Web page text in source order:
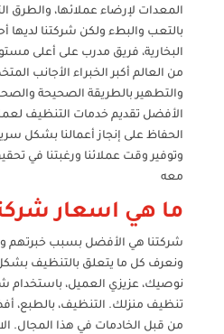
المعدات لإرضاء عملائها، والطرق
بالتعب والبطء ولكن شركتنا لديها
البخارية، فريق مدرب على أعلى
من العالم أكبر الخبراء الأجانب
والتطهير بالطريقة الصحيحة
الأفضل تقديم خدمات التنظيف
الحفاظ على إنجاز أعمالنا بشكل
وتوفير وقت عملائنا ورغبتنا في
معه
ما هي اسعار
شركتنا هي الأفضل بسبب خبرتهم
ونعرف كل ما يتعلق بالتنظيف
نوصيك، عزيزي العميل، باستخدام
تنظيف منزلك. التنظيف، بالطبع،
من قبل الخادمات في هذا المجال.